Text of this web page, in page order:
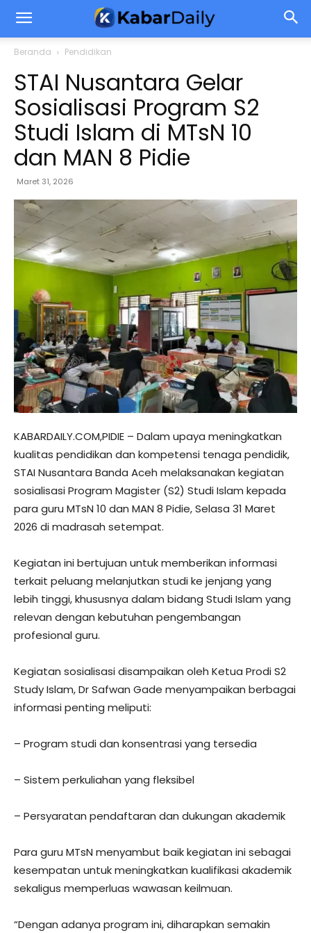
Beranda Pendidikan
STAI Nusantara Gelar
Sosialisasi Program S2
Studi Islam di MTsN 10
dan MAN 8 Pidie
Maret 31, 2026
KABARDAILY.COM,PIDIE – Dalam upaya meningkatkan
kualitas pendidikan dan kompetensi tenaga pendidik,
STAI Nusantara Banda Aceh melaksanakan kegiatan
sosialisasi Program Magister (S2) Studi Islam kepada
para guru MTsN 10 dan MAN 8 Pidie, Selasa 31 Maret
2026 di madrasah setempat.
Kegiatan ini bertujuan untuk memberikan informasi
terkait peluang melanjutkan studi ke jenjang yang
lebih tinggi, khususnya dalam bidang Studi Islam yang
relevan dengan kebutuhan pengembangan
profesional guru.
Kegiatan sosialisasi disampaikan oleh Ketua Prodi S2
Study Islam, Dr Safwan Gade menyampaikan berbagai
informasi penting meliputi:
– Program studi dan konsentrasi yang tersedia
– Sistem perkuliahan yang fleksibel
– Persyaratan pendaftaran dan dukungan akademik
Para guru MTsN menyambut baik kegiatan ini sebagai
kesempatan untuk meningkatkan kualifikasi akademik
sekaligus memperluas wawasan keilmuan.
“Dengan adanya program ini, diharapkan semakin